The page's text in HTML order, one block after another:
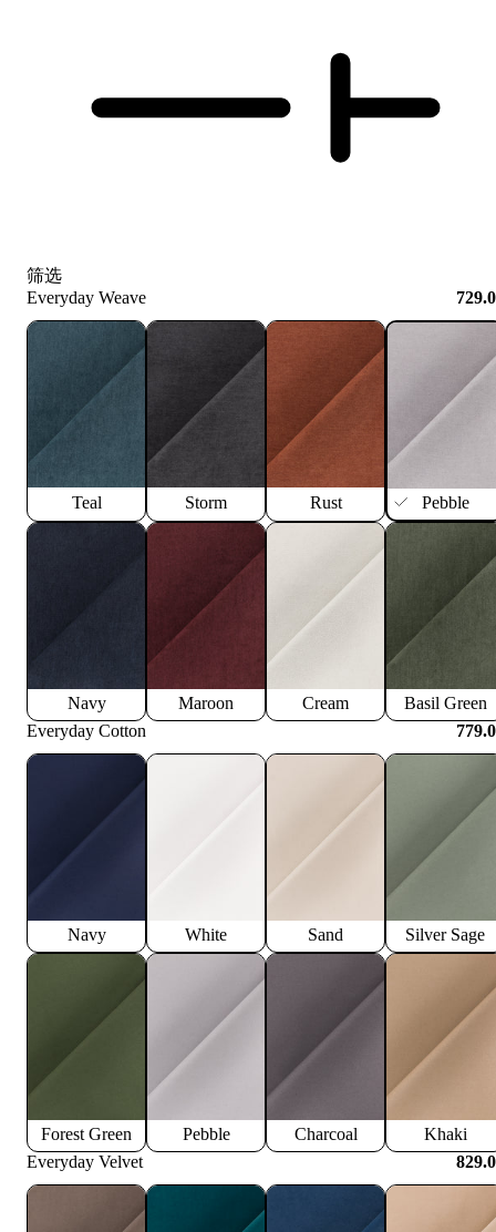
筛选
Everyday Weave
Teal Storm Rust Pebble
Navy Maroon Cream
Basil Green
Everyday Cotton
Navy White Sand Silver Sage
Forest Green Pebble Charcoal
Khaki
Everyday Velvet